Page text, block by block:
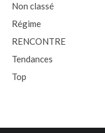
Non classé
Régime
RENCONTRE
Tendances
Top